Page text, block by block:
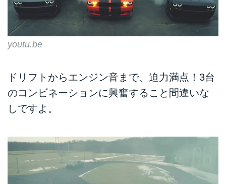
youtu.be
ドリフトからエンジン音まで、迫力満点！3台
のコンビネーションに興奮すること間違いな
しですよ。